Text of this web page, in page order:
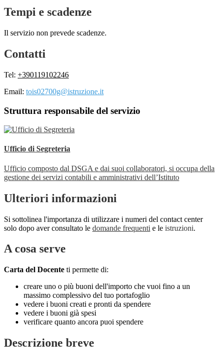
Tempi e scadenze
Il servizio non prevede scadenze.
Contatti
Tel: +390119102246
Email: tois02700g@istruzione.it
Struttura responsabile del servizio
Ufficio di Segreteria
Ufficio composto dal DSGA e dai suoi collaboratori, si occupa della
gestione dei servizi contabili e amministrativi dell’Istituto
Ulteriori informazioni
Si sottolinea l'importanza di utilizzare i numeri del contact center
solo dopo aver consultato le domande frequenti e le istruzioni.
A cosa serve
Carta del Docente ti permette di:
creare uno o più buoni dell'importo che vuoi fino a un
massimo complessivo del tuo portafoglio
vedere i buoni creati e pronti da spendere
vedere i buoni già spesi
verificare quanto ancora puoi spendere
Descrizione breve